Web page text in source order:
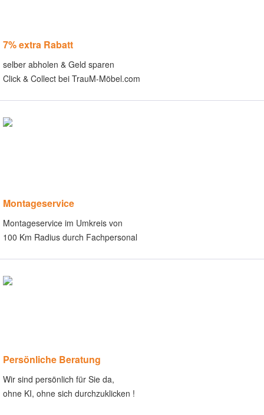
7% extra Rabatt
selber abholen & Geld sparen
Click & Collect bei TrauM-Möbel.com
Montageservice
Montageservice im Umkreis von
100 Km Radius durch Fachpersonal
Persönliche Beratung
Wir sind persönlich für Sie da,
ohne KI, ohne sich durchzuklicken !